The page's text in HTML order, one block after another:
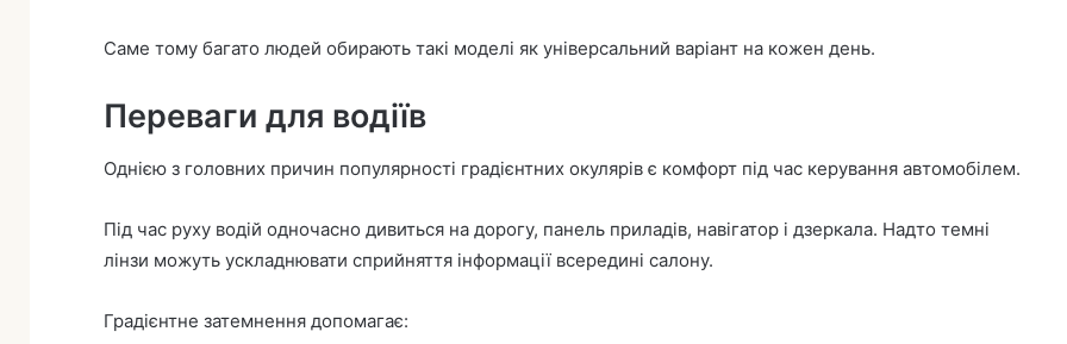
Саме тому багато людей обирають такі моделі як універсальний варіант на кожен день.
Переваги для водіїв
Однією з головних причин популярності градієнтних окулярів є комфорт під час керування автомобілем.
Під час руху водій одночасно дивиться на дорогу, панель приладів, навігатор і дзеркала. Надто темні
лінзи можуть ускладнювати сприйняття інформації всередині салону.
Градієнтне затемнення допомагає: